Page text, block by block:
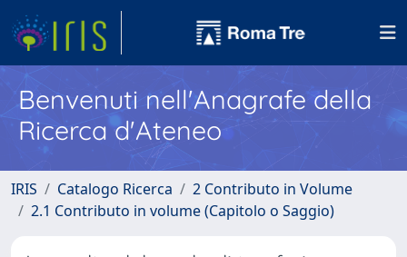
Benvenuti nell'Anagrafe della
Ricerca d'Ateneo
IRIS Catalogo Ricerca
2 Contributo in Volume
2.1 Contributo in volume (Capitolo o Saggio)